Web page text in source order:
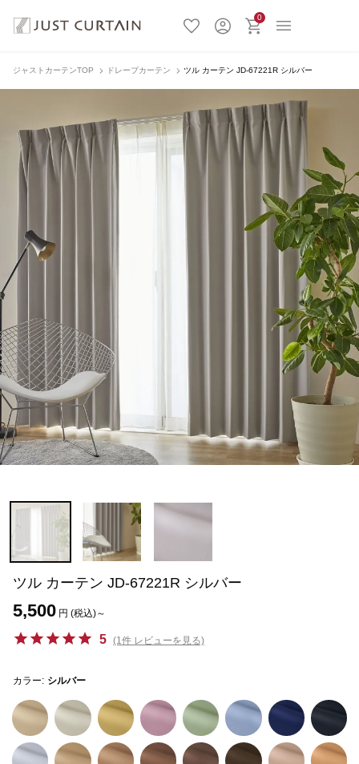
0
ジャストカーテンTOP ドレープカーテン ツル カーテン JD-67221R シルバー
ツル カーテン JD-67221R シルバー
5,500 円 (税込)～
5 (1件 レビューを見る)
カラー: シルバー